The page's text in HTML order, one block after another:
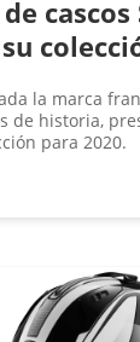
cascos
la marca
de historia,
para 2020.